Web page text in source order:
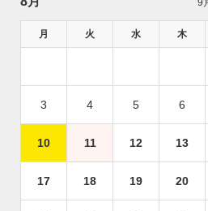
9
月 火 水 木
3 4 5 6
10 11 12 13
17 18 19 20